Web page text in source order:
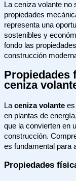
La ceniza volante no
propiedades
representa una
sostenibles y
fondo las
construcción
Propiedades
ceniza
Laceniza volante
en plantas de
que la convierten en
construcción.
es fundamental para
Propiedades